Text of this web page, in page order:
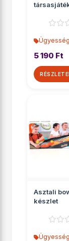
5 190 Ft
Asztali
készlet